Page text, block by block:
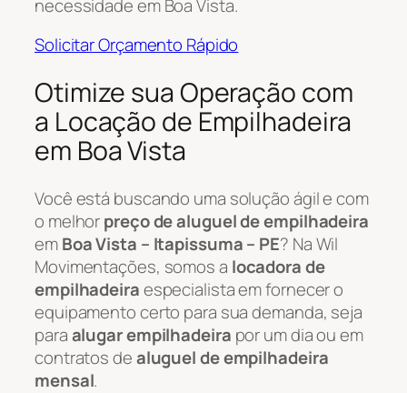
necessidade em Boa Vista.
Solicitar Orçamento Rápido
Otimize sua Operação com
a Locação de Empilhadeira
em Boa Vista
Você está buscando uma solução ágil e com
o melhorpreço de aluguel de empilhadeira
emBoa Vista – Itapissuma – PE? Na Wil
Movimentações, somos a locadora de
empilhadeiraespecialista em fornecer o
equipamento certo para sua demanda, seja
paraalugar empilhadeira por um dia ou em
contratos dealuguel de empilhadeira
mensal.